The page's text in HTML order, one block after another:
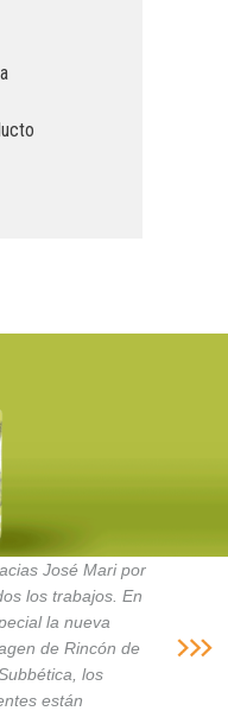
José Mari por
los trabajos. En
la nueva
de Rincón de
los
están